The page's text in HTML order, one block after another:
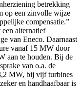
betrekking
op een zinvolle wijze
compensatie.”
alternatief
van Eneco. Daarnaast
vanaf 15 MW door
aan te houden. Bij de
van o.a. de
MW, bij vijf turbines
en handhaafbaar is